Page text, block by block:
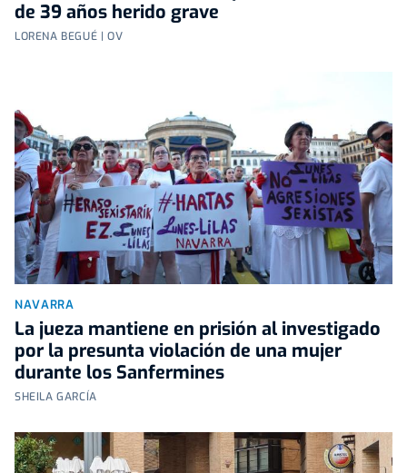
de 39 años herido grave
LORENA BEGUÉ | OV
NAVARRA
La jueza mantiene en prisión al investigado
por la presunta violación de una mujer
durante los Sanfermines
SHEILA GARCÍA